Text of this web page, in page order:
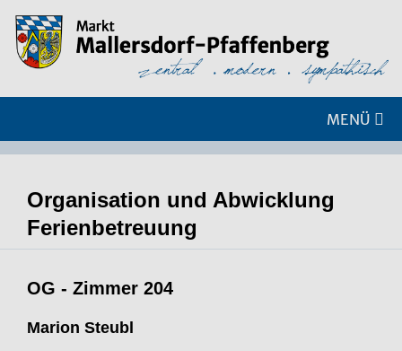
MENÜ
Organisation und Abwicklung
Ferienbetreuung
OG - Zimmer 204
Marion Steubl